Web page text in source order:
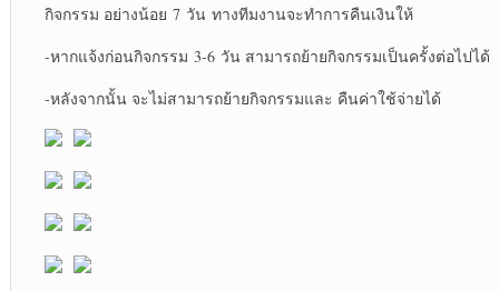
กิจกรรม อย่างน้อย 7 วัน ทางทีมงานจะทำการคืนเงินให้
-หากแจ้งก่อนกิจกรรม 3-6 วัน สามารถย้ายกิจกรรมเป็นครั้งต่อไปได้
-หลังจากนั้น จะไม่สามารถย้ายกิจกรรมและ คืนค่าใช้จ่ายได้